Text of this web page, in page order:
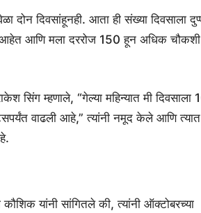
दोन दिवसांहूनही. आता ही संख्या दिवसाला
आहेत आणि मला दररोज 150 हून अधिक
सिंग म्हणाले, “गेल्या महिन्यात मी
वाढली आहे,” त्यांनी नमूद केले आणि त्यात
यांनी सांगितले की, त्यांनी ऑक्टोबरच्या